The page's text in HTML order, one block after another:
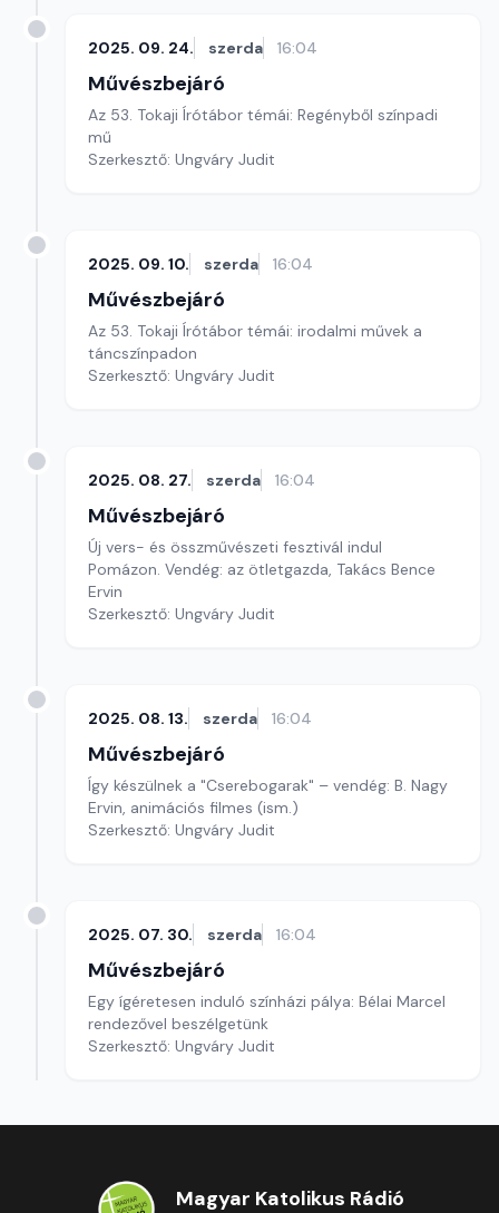
2025. 09. 24. szerda 16:04
Művészbejáró
Az 53. Tokaji Írótábor témái: Regényből színpadi
mű
Szerkesztő: Ungváry Judit
2025. 09. 10. szerda 16:04
Művészbejáró
Az 53. Tokaji Írótábor témái: irodalmi művek a
táncszínpadon
Szerkesztő: Ungváry Judit
2025. 08. 27. szerda 16:04
Művészbejáró
Új vers- és összművészeti fesztivál indul
Pomázon. Vendég: az ötletgazda, Takács Bence
Ervin
Szerkesztő: Ungváry Judit
2025. 08. 13. szerda 16:04
Művészbejáró
Így készülnek a "Cserebogarak" – vendég: B. Nagy
Ervin, animációs filmes (ism.)
Szerkesztő: Ungváry Judit
2025. 07. 30. szerda 16:04
Művészbejáró
Egy ígéretesen induló színházi pálya: Bélai Marcel
rendezővel beszélgetünk
Szerkesztő: Ungváry Judit
Magyar Katolikus Rádió